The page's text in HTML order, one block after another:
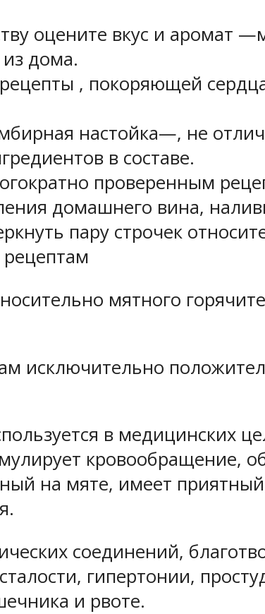
оцените вкус и аромат
дома.
, покоряющей
настойка—, не
в составе.
проверенным
домашнего вина,
пару строчек
мятного
исключительно
в медицинских
кровообращение,
на мяте, имеет
соединений,
гипертонии,
и рвоте.